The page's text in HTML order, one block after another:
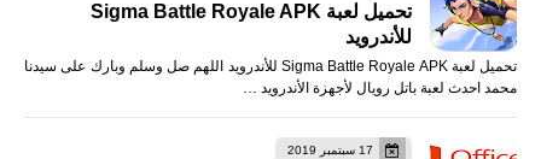
تحميل لعبة Sigma Battle Royale APK
للأندرويد
تحميل لعبة Sigma Battle Royale APK للأندرويد اللهم صل وسلم وبارك على سيدنا
محمد احدث لعبة باتل رويال لأجهزة الأندرويد …
17 سبتمبر 2019